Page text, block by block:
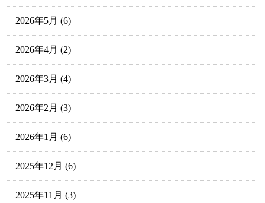
2026年5月 (6)
2026年4月 (2)
2026年3月 (4)
2026年2月 (3)
2026年1月 (6)
2025年12月 (6)
2025年11月 (3)